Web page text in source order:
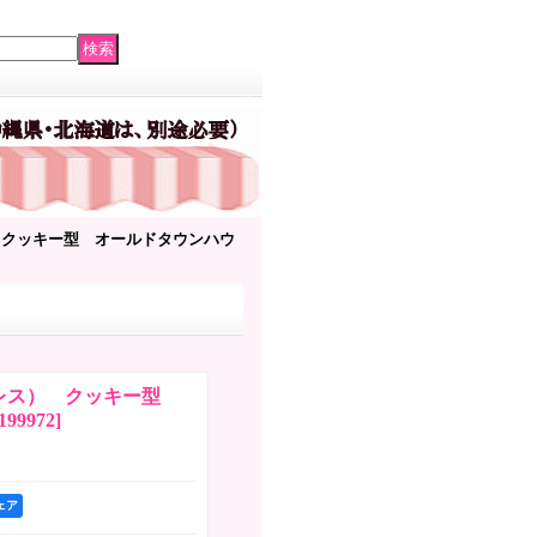
ッキー型 オールドタウンハウ
ス） クッキー型
]
ア